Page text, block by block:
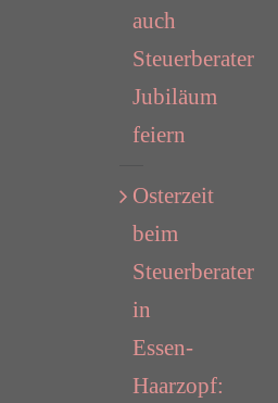
auch
Steuerberater
Jubiläum
feiern
Osterzeit
beim
Steuerberater
in
Essen-
Haarzopf: